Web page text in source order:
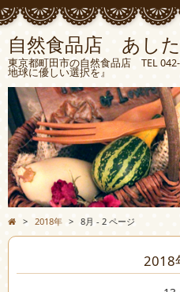
自然食品店 あし
東京都町田市の自然食品店 TEL
地球に優しい選択を』
> 2018年 > 8月 - 2 ページ
2018